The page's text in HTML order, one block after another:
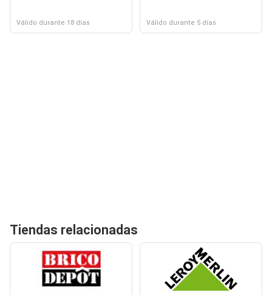
Válido durante 18 días Válido durante 5 días
Tiendas relacionadas